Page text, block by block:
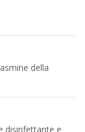
della
disinfettante e